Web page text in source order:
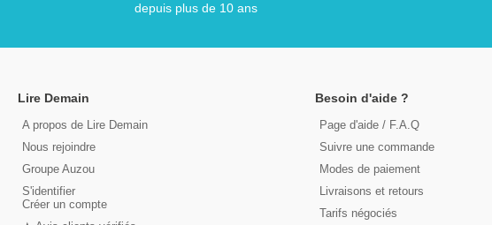
depuis plus de 10 ans
Lire Demain
A propos de Lire Demain
Nous rejoindre
Groupe Auzou
S'identifier
Créer un compte
Besoin d'aide ?
Page d'aide / F.A.Q
Suivre une commande
Modes de paiement
Livraisons et retours
Tarifs négociés